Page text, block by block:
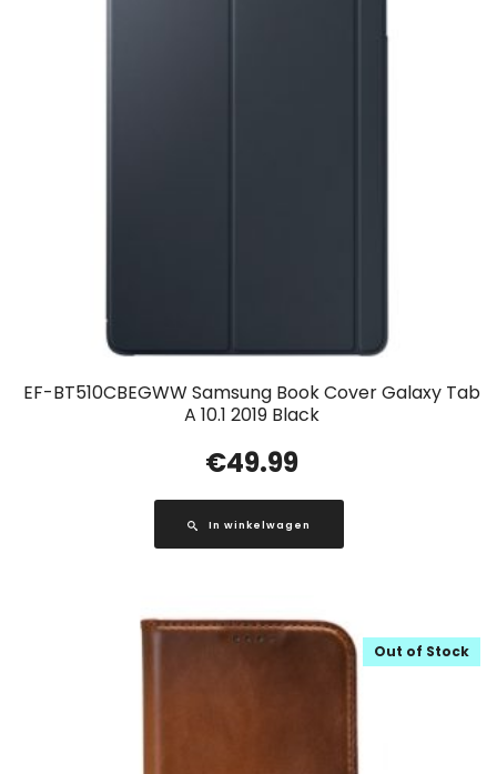
EF-BT510CBEGWW Samsung Book Cover Galaxy Tab
A 10.1 2019 Black
€49.99
In winkelwagen
Out of Stock